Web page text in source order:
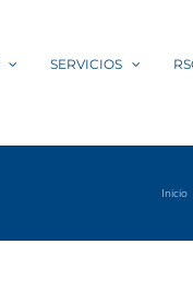
SERVICIOS
Inicio